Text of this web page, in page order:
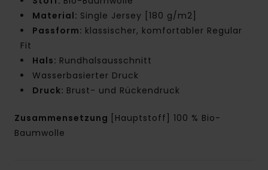
Material: Single Jersey [180 g/m2]
Passform: klassischer, komfortabler Regular
Fit
Hals: Rundhalsausschnitt
Wasserbasierter Druck
Druck: Brust- und Rückendruck
Zusammensetzung
[Hauptstoff] 100 % Bio-
Baumwolle